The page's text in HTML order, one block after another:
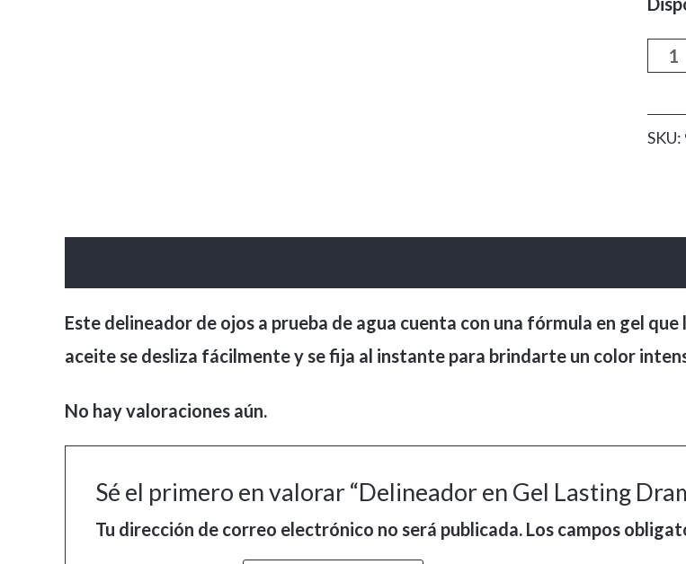
Gel
SKU:
Este delineador de ojos a prueba de agua cuenta con una fórmula en gel
aceite se desliza fácilmente y se fija al instante para brindarte un color
No hay valoraciones aún.
Sé el primero en valorar “Delineador en Gel Lasting
Tu dirección de correo electrónico no será publicada. Los campos